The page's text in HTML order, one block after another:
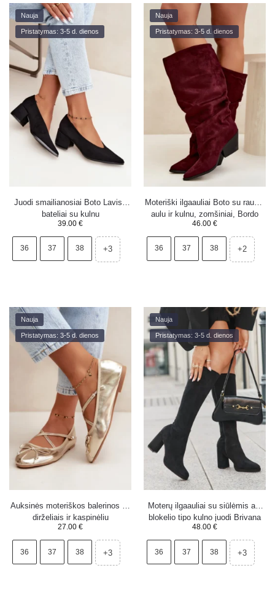
Nauja
Pristatymas: 3-5 d. dienos
Juodi smailianosiai Boto Lavisa
bateliai su kulnu
39.00 €
36 37 38 +3
Nauja
Pristatymas: 3-5 d. dienos
Moteriški ilgaauliai Boto su rauktu
aulu ir kulnu, zomšiniai, Bordo
spalvos Durela
46.00 €
36 37 38 +2
Nauja
Pristatymas: 3-5 d. dienos
Auksinės moteriškos balerinos su
dirželiais ir kaspinėliu
27.00 €
36 37 38 +3
Nauja
Pristatymas: 3-5 d. dienos
Moterų ilgaauliai su siūlėmis ant
blokelio tipo kulno juodi Brivana
48.00 €
36 37 38 +3